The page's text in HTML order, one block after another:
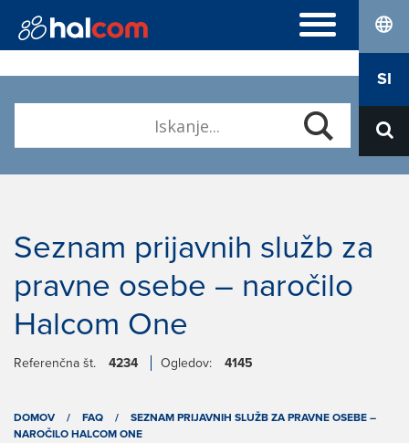
POGOSTA VPRAŠANJA
Hal E-Bank Corporate
Obnova
Prevzem Nexus Personal
O NAS
SI
Seznam prijavnih služb za
pravne osebe – naročilo
Halcom One
Referenčna št. 4234 Ogledov: 4145
DOMOV / FAQ /
SEZNAM PRIJAVNIH SLUŽB ZA PRAVNE OSEBE –
NAROČILO HALCOM ONE